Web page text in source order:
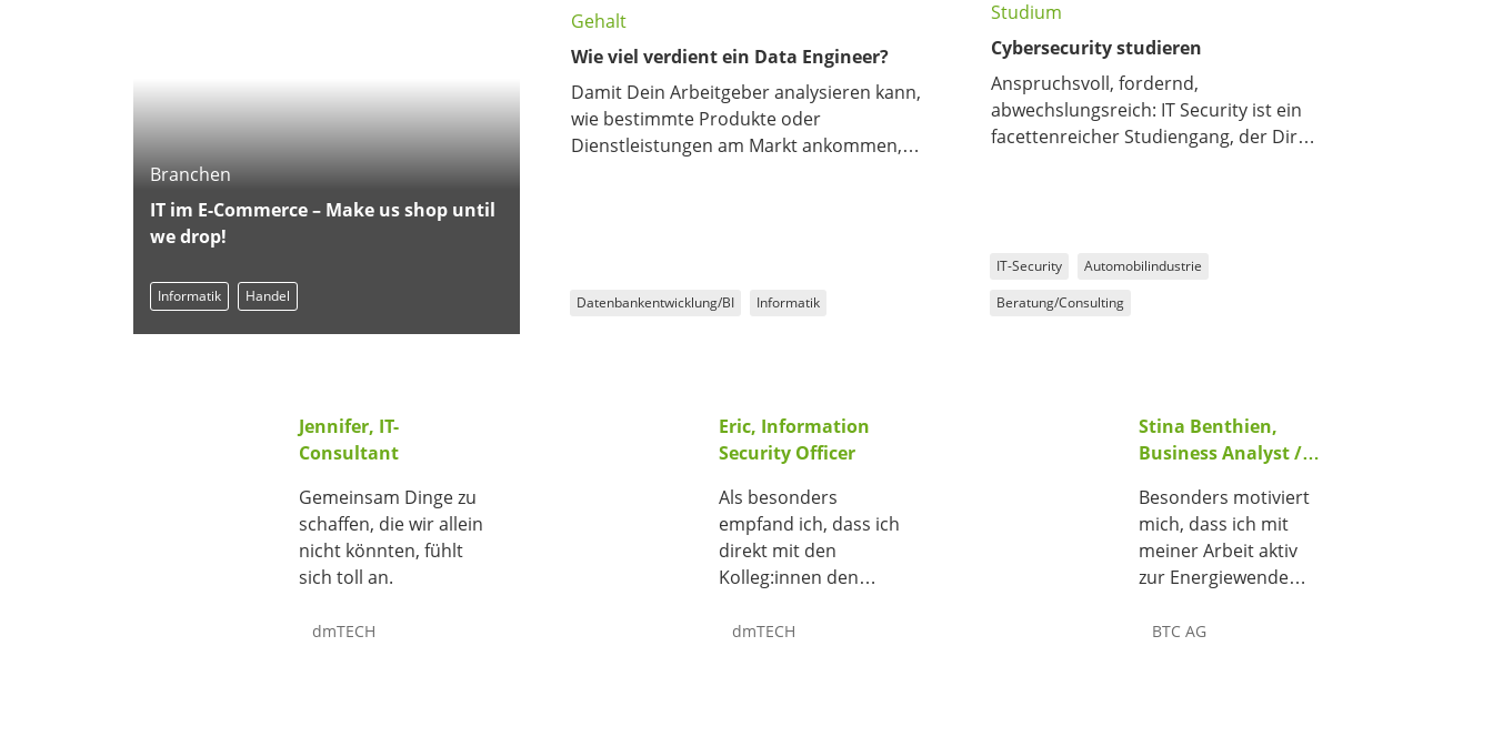
Branchen
IT im E-Commerce – Make us shop until
we drop!
Informatik Handel
Gehalt
Wie viel verdient ein Data Engineer?
Damit Dein Arbeitgeber analysieren kann,
wie bestimmte Produkte oder
Dienstleistungen am Markt ankommen,
Datenbankentwicklung/BI Informatik
Studium
Cybersecurity studieren
Anspruchsvoll, fordernd,
abwechslungsreich: IT Security ist ein
facettenreicher Studiengang, der Dir
IT-Security Automobilindustrie
Beratung/Consulting
Jennifer, IT-
Consultant
Gemeinsam Dinge zu
schaffen, die wir allein
nicht könnten, fühlt
sich toll an.
dmTECH
Eric, Information
Security Officer
Als besonders
empfand ich, dass ich
direkt mit den
Kolleg:innen den
hatte, mit denen ich
dmTECH
Stina Benthien,
Business Analyst /
Besonders motiviert
mich, dass ich mit
meiner Arbeit aktiv
zur Energiewende
gibt meinem Job eine
BTC AG